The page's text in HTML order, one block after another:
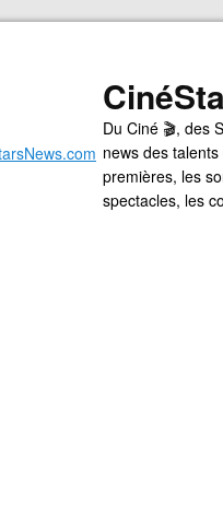
Du Ciné 🎬, des
news des
premières, les
spectacles, les